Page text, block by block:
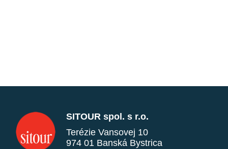
SITOUR spol. s r.o.
Terézie Vansovej 10
974 01 Banská Bystrica